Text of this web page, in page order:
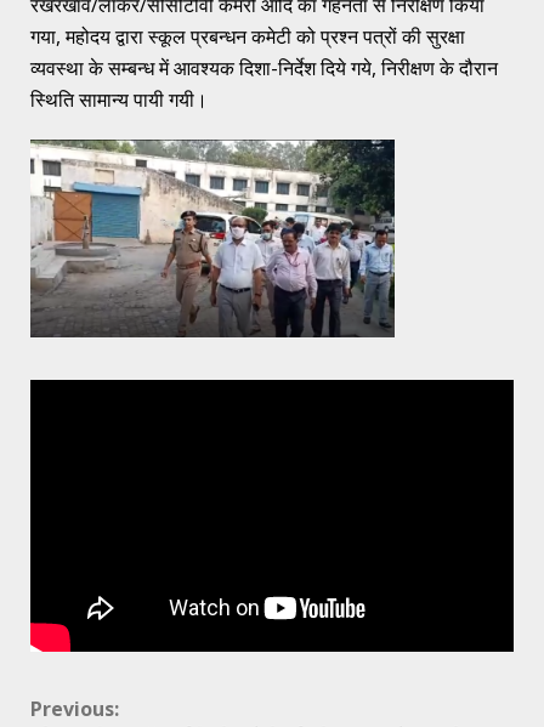
गया, महोदय द्वारा स्कूल प्रबन्धन कमेटी को प्रश्न पत्रों की सुरक्षा
व्यवस्था के सम्बन्ध में आवश्यक दिशा-निर्देश दिये गये, निरीक्षण के दौरान
स्थिति सामान्य पायी गयी।
Continue
Previous: